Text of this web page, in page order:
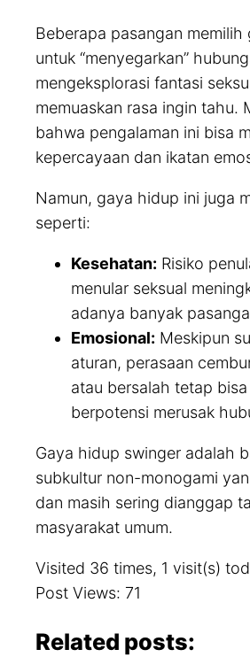
Beberapa pasangan memilih
untuk “menyegarkan”
mengeksplorasi fantasi
memuaskan rasa ingin tahu.
bahwa pengalaman ini bisa
kepercayaan dan ikatan
Namun, gaya hidup ini juga
seperti:
Kesehatan: Risiko
menular seksual
adanya banyak
Emosional: Meskipun
aturan, perasaan
atau bersalah tetap
berpotensi merusak
Gaya hidup swinger adalah
subkultur non-monogami
dan masih sering dianggap
masyarakat umum.
Visited 36 times, 1 visit(s)
Post Views: 71
Related posts: